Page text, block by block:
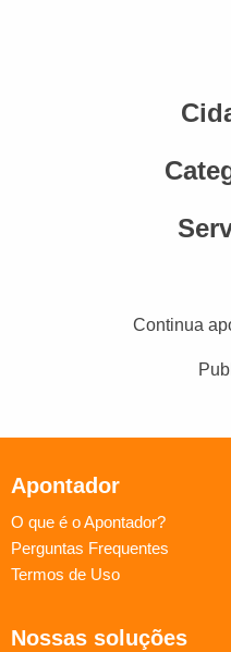
Continua
Apontador
O que é o Apontador?
Perguntas Frequentes
Termos de Uso
Nossas soluções